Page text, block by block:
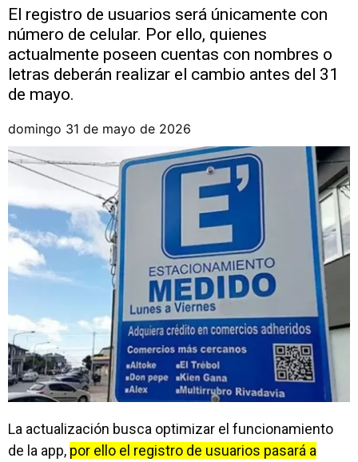
El registro de usuarios será únicamente con
número de celular. Por ello, quienes
actualmente poseen cuentas con nombres o
letras deberán realizar el cambio antes del 31
de mayo.
domingo 31 de mayo de 2026
La actualización busca optimizar el funcionamiento
de la app, por ello el registro de usuarios pasará a